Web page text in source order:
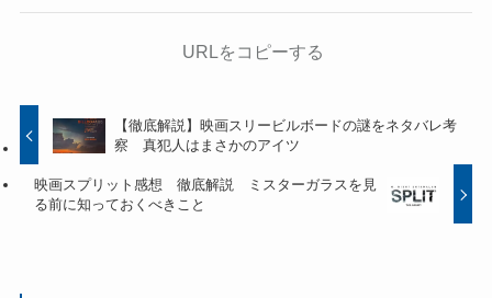
URLをコピーする
【徹底解説】映画スリービルボードの謎をネタバレ考
察 真犯人はまさかのアイツ
映画スプリット感想 徹底解説 ミスターガラスを見
る前に知っておくべきこと